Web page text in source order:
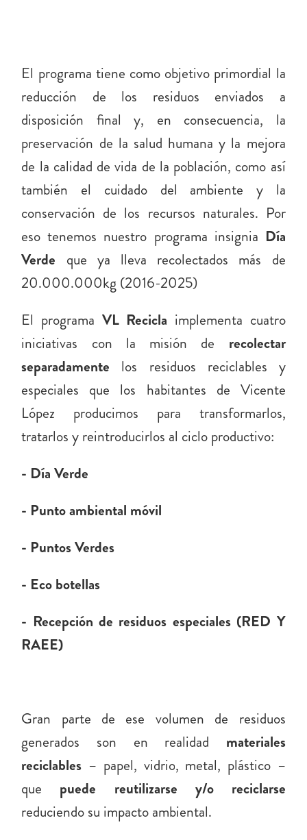
INICIO
VICENTE LOPEZ
PORTAL DE TRÁMITES
CONTACTO
El programa tiene como objetivo primordial la
reducción de los residuos enviados a
disposición final y, en consecuencia, la
preservación de la salud humana y la mejora
de la calidad de vida de la población, como así
también el cuidado del ambiente y la
conservación de los recursos naturales. Por
eso tenemos nuestro programa insignia Día
Verde que ya lleva recolectados más de
20.000.000kg (2016-2025)
El programa VL Recicla implementa cuatro
iniciativas con la misión de recolectar
separadamente los residuos reciclables y
especiales que los habitantes de Vicente
López producimos para transformarlos,
tratarlos y reintroducirlos al ciclo productivo:
- Día Verde
- Punto ambiental móvil
- Puntos Verdes
- Eco botellas
- Recepción de residuos especiales (RED Y
RAEE)
Gran parte de ese volumen de residuos
generados son en realidad materiales
reciclables – papel, vidrio, metal, plástico –
que puede reutilizarse y/o reciclarse
reduciendo su impacto ambiental.